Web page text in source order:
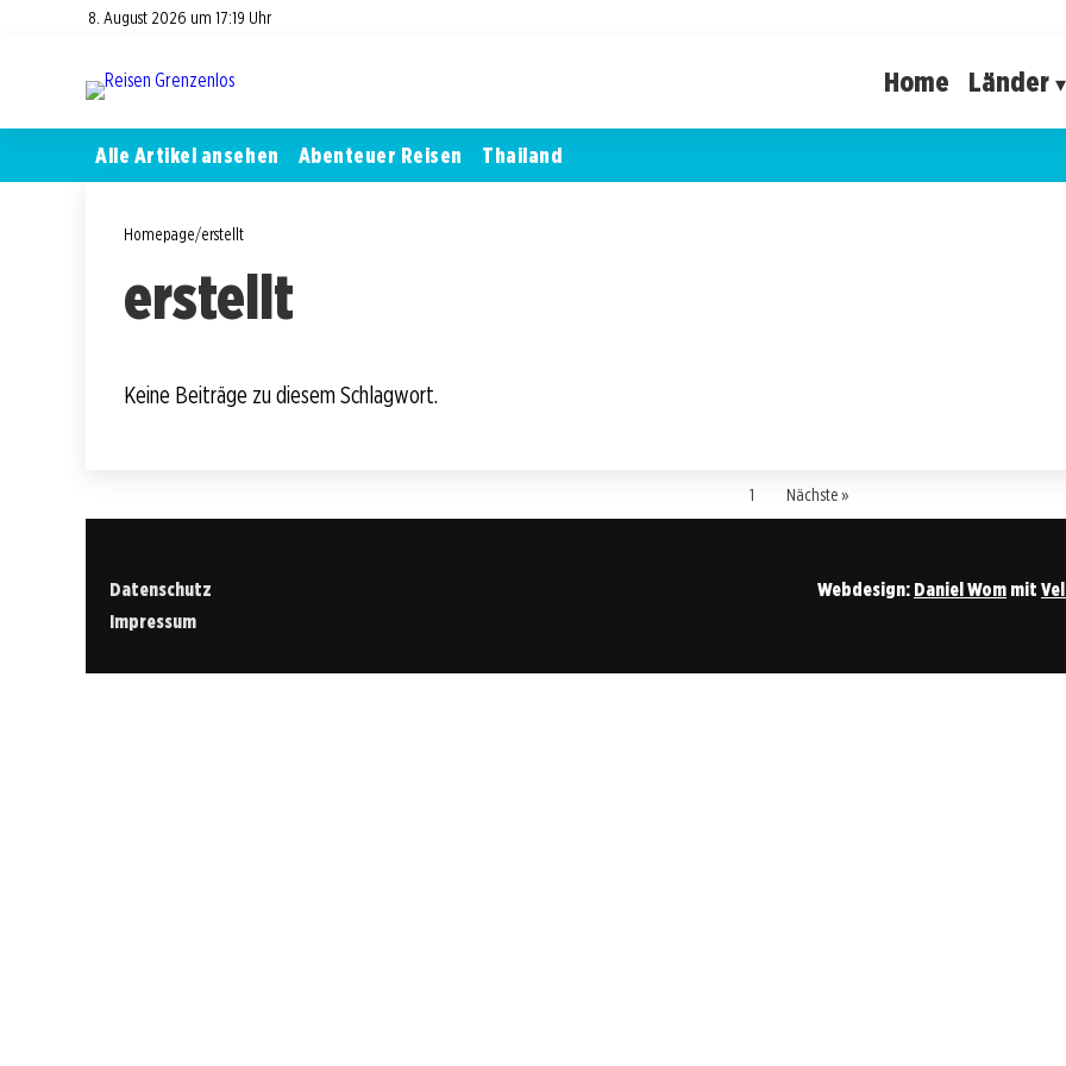
8. August 2026 um 17:19 Uhr
Home Länder
Alle Artikel ansehen Abenteuer Reisen Thailand
Homepage/erstellt
erstellt
Keine Beiträge zu diesem Schlagwort.
1 Nächste »
Datenschutz
Impressum
Webdesign: Daniel Wom mit